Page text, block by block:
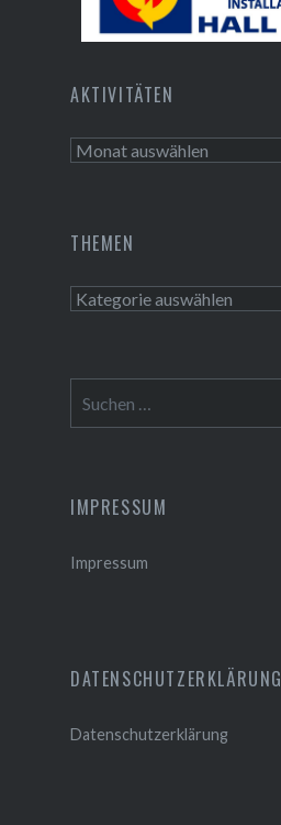
AKTIVITÄTEN
Aktivitäten
THEMEN
Themen
nach:
IMPRESSUM
Impressum
DATENSCHUTZERKLÄRUNG
Datenschutzerklärung